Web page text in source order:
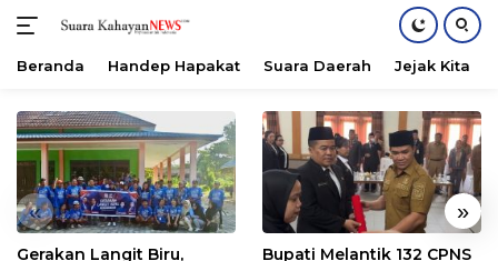
konten
Beranda Handep Hapakat Suara Daerah Jejak Kita
« »
Gerakan Langit Biru,
Bupati Melantik 132 CPNS